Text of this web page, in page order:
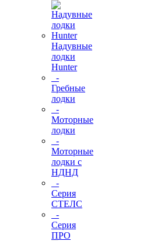
Надувные
лодки
Hunter
-
Гребные
лодки
-
Моторные
лодки
-
Моторные
лодки с
НДНД
-
Серия
СТЕЛС
-
Серия
ПРО